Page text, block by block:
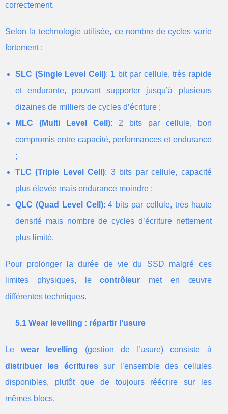
correctement.
Selon la technologie utilisée, ce nombre de cycles varie
fortement :
SLC (Single Level Cell): 1 bit par cellule, très rapide
et endurante, pouvant supporter jusqu’à plusieurs
dizaines de milliers de cycles d’écriture ;
MLC (Multi Level Cell): 2 bits par cellule, bon
compromis entre capacité, performances et endurance
;
TLC (Triple Level Cell): 3 bits par cellule, capacité
plus élevée mais endurance moindre ;
QLC (Quad Level Cell): 4 bits par cellule, très haute
densité mais nombre de cycles d’écriture nettement
plus limité.
Pour prolonger la durée de vie du SSD malgré ces
limites physiques, lecontrôleur met en œuvre
différentes techniques.
5.1 Wear levelling : répartir l’usure
Lewear levelling (gestion de l’usure) consiste à
distribuer les écrituressur l’ensemble des cellules
disponibles, plutôt que de toujours réécrire sur les
mêmes blocs.